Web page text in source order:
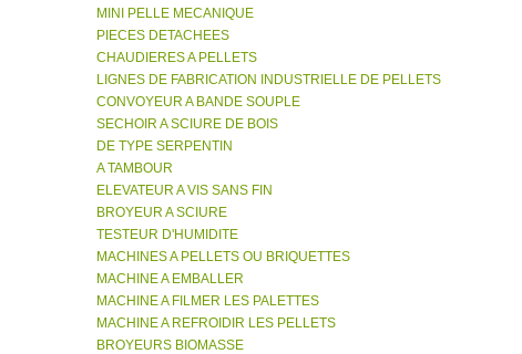
MINI PELLE MECANIQUE
PIECES DETACHEES
CHAUDIERES A PELLETS
LIGNES DE FABRICATION INDUSTRIELLE DE PELLETS
CONVOYEUR A BANDE SOUPLE
SECHOIR A SCIURE DE BOIS
DE TYPE SERPENTIN
A TAMBOUR
ELEVATEUR A VIS SANS FIN
BROYEUR A SCIURE
TESTEUR D'HUMIDITE
MACHINES A PELLETS OU BRIQUETTES
MACHINE A EMBALLER
MACHINE A FILMER LES PALETTES
MACHINE A REFROIDIR LES PELLETS
BROYEURS BIOMASSE